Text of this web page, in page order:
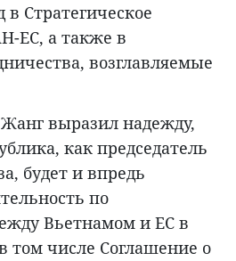
Стратегическое
ЕС, а также в
возглавляемые
выразил надежду,
как председатель
будет и впредь
по
Вьетнамом и ЕС в
том числе Соглашение о